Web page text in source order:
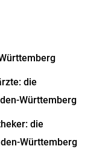
die
Württemberg
die
Württemberg